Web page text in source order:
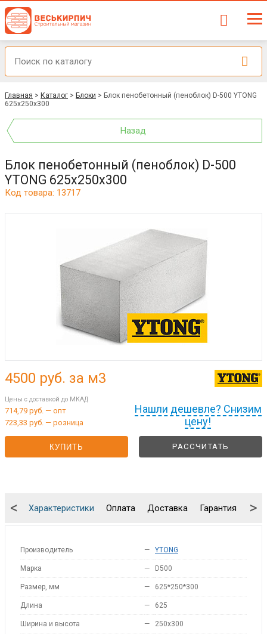
Главная > Каталог > Блоки > Блок пенобетонный (пеноблок) D-500 YTONG
625х250х300
Назад
Блок пенобетонный (пеноблок) D-500
YTONG 625х250х300
Код товара: 13717
Нашли дешевле? Снизим
цену!
4500 руб. за м3
Цены с доставкой до МКАД
714,79 руб. — опт
723,33 руб. — розница
КУПИТЬ РАССЧИТАТЬ
Характеристики Оплата Доставка Гарантия
< >
Производитель — YTONG
Марка — D500
Размер, мм — 625*250*300
Длина — 625
Ширина и высота — 250x300